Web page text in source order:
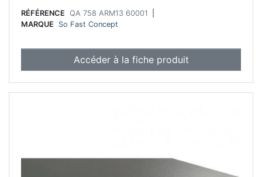
RÉFÉRENCE QA 758 ARM13 60001
MARQUE
So Fast Concept
Accéder à la fiche produit